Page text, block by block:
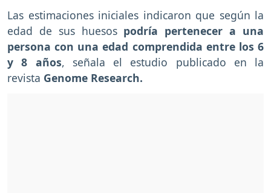
Las estimaciones iniciales indicaron que según la
edad de sus huesos podría pertenecer a una
persona con una edad comprendida entre los 6
y 8 años, señala el estudio publicado en la
revista Genome Research.